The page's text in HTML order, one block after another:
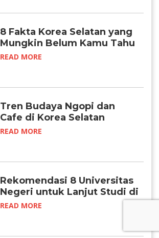
8 Fakta Korea Selatan yang
Mungkin Belum Kamu Tahu
READ MORE
Tren Budaya Ngopi dan
Cafe di Korea Selatan
READ MORE
Rekomendasi 8 Universitas
Negeri untuk Lanjut Studi di
Korea Selatan
READ MORE